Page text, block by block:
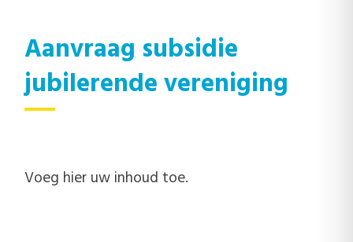
Aanvraag subsidie
jubilerende vereniging
Voeg hier uw inhoud toe.